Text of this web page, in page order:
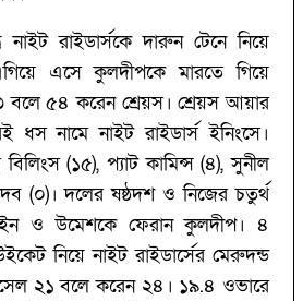
রাইডার্সকে দারুন টেনে নিয়ে
এসে কুলদীপকে মারতে গিয়ে
বলে ৫৪ করেন শ্রেয়স। শ্রেয়স আয়ার
নামে নাইট রাইডার্স ইনিংসে।
(১৫), প্যাট কামিন্স (৪), সুনীল
(০)। দলের ষষ্ঠদশ ও নিজের চতুর্থ
ও উমেশকে ফেরান কুলদীপ। ৪
নিয়ে নাইট রাইডার্সের মেরুদন্ড
২১ বলে করেন ২৪। ১৯.৪ ওভারে